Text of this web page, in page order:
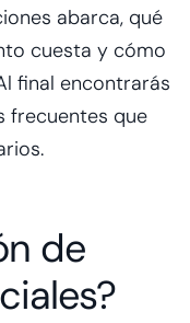
abarca, qué
cuesta y cómo
final encontrarás
frecuentes que
de